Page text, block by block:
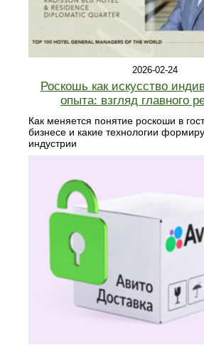
2026-02-24
Роскошь как искусство
опыта: взгляд главного
Как меняется понятие роскоши в
бизнесе и какие технологии
индустрии